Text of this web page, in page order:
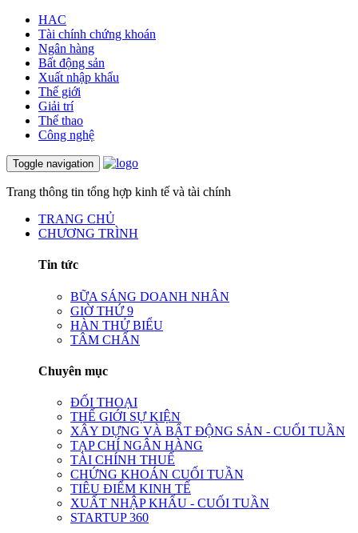
HAC
Tài chính chứng khoán
Ngân hàng
Bất động sản
Xuất nhập khẩu
Thế giới
Giải trí
Thể thao
Công nghệ
Toggle navigation
Trang thông tin tổng hợp kinh tế và tài chính
TRANG CHỦ
CHƯƠNG TRÌNH
Tin tức
BỮA SÁNG DOANH NHÂN
GIỜ THỨ 9
HÀN THỬ BIỂU
TÂM CHẤN
Chuyên mục
ĐỐI THOẠI
THẾ GIỚI SỰ KIỆN
XÂY DỰNG VÀ BẤT ĐỘNG SẢN - CUỐI TUẦN
TẠP CHÍ NGÂN HÀNG
TÀI CHÍNH THUẾ
CHỨNG KHOÁN CUỐI TUẦN
TIÊU ĐIỂM KINH TẾ
XUẤT NHẬP KHẨU - CUỐI TUẦN
STARTUP 360